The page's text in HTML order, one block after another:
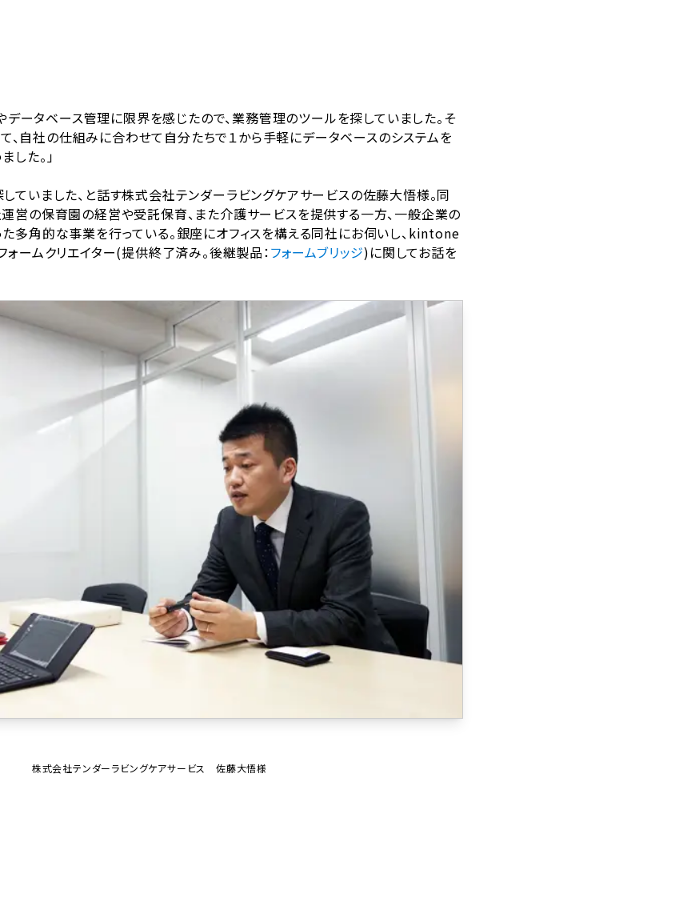
ータベース管理に限界を感じたので、業務管理のツールを探していました。そ
自社の仕組みに合わせて自分たちで１から手軽にデータベースのシステムを
た。」
ていました、と話す株式会社テンダーラビングケアサービスの佐藤大悟様。同
営の保育園の経営や受託保育、また介護サービスを提供する一方、一般企業の
多角的な事業を行っている。銀座にオフィスを構える同社にお伺いし、kintone
ォームクリエイター(提供終了済み。後継製品：フォームブリッジ)に関してお話を
株式会社テンダーラビングケアサービス 佐藤大悟様